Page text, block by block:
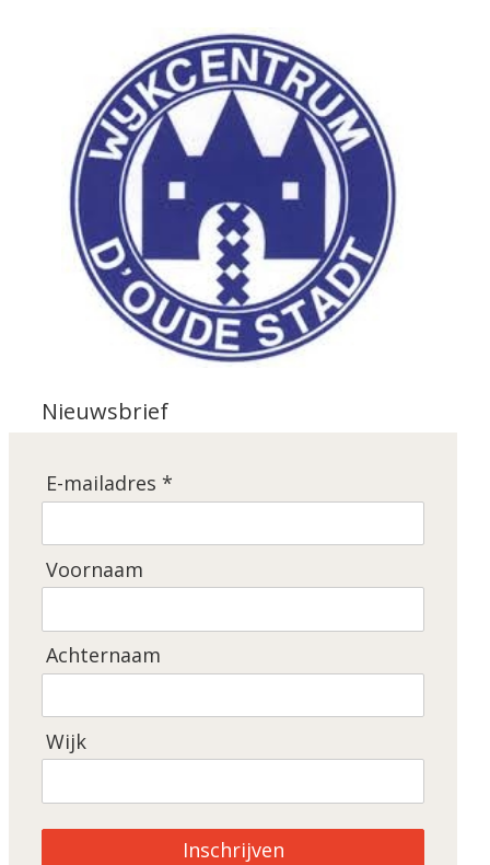
Nieuwsbrief
E-mailadres *
Voornaam
Achternaam
Wijk
Inschrijven